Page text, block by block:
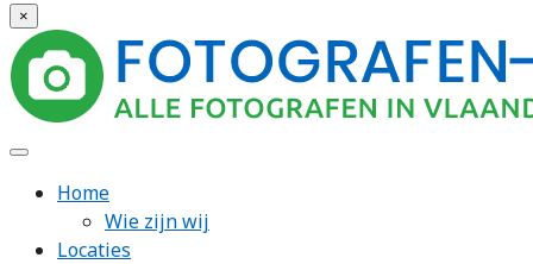
×
Home
Wie zijn wij
Locaties